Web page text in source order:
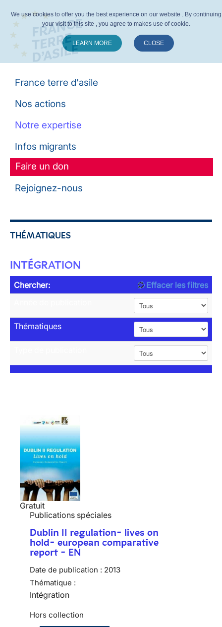
France terre d'asile
Nos actions
Notre expertise
Infos migrants
Faire un don
Rejoignez-nous
THÉMATIQUES
INTÉGRATION
Chercher:
Effacer les filtres
Thématiques
Gratuit
Publications spéciales
Dublin II regulation- lives on
hold- european comparative
report - EN
Date de publication : 2013
Thématique :
Intégration
Hors collection
We use cookies to offer you the best experience on our website . By continuing
your visit to this site , you agree to makes use of cookie.
LEARN MORE CLOSE